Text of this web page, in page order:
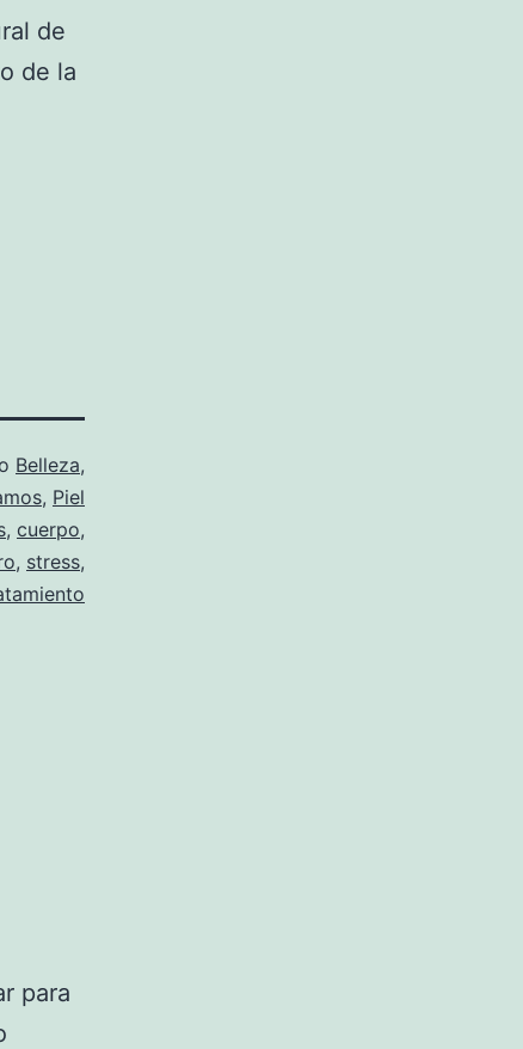
de
de la
Belleza,
, Piel
, cuerpo,
, stress,
para